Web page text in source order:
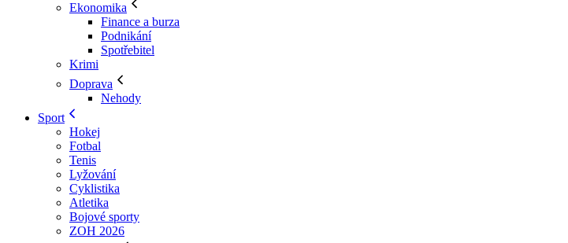
Ekonomika
Finance a burza
Podnikání
Spotřebitel
Krimi
Doprava
Nehody
Sport
Hokej
Fotbal
Tenis
Lyžování
Cyklistika
Atletika
Bojové sporty
ZOH 2026